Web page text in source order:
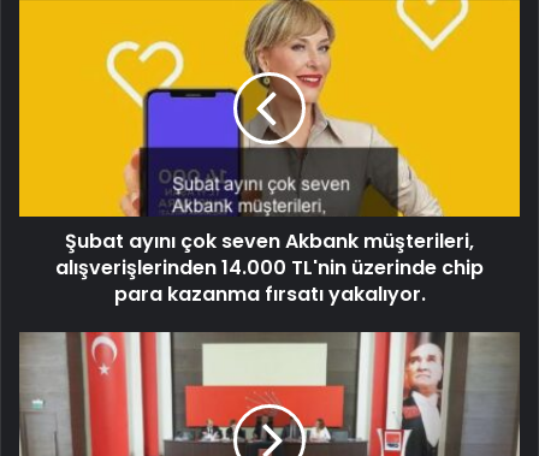
Şubat ayını çok seven Akbank müşterileri,
alışverişlerinden 14.000 TL'nin üzerinde chip
para kazanma fırsatı yakalıyor.